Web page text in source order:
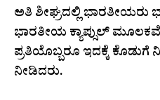
ಅತಿ ಶೀಘ್ರದಲ್ಲಿ ಭಾರತೀಯರು
ಭಾರತೀಯ ಕ್ಯಾಪ್ಸುಲ್
ಪ್ರತಿಯೊಬ್ಬರೂ ಇದಕ್ಕೆ ಕೊಡುಗೆ
ನೀಡಿದರು.‌